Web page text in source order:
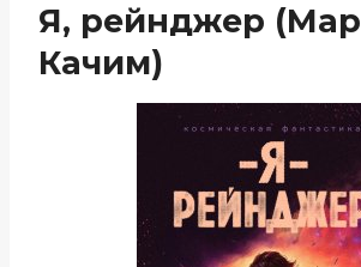
Я, рейнджер
Качим)